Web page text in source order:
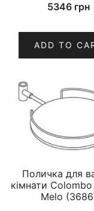
5346 грн
ADD TO
Поличка для
кімнати
Melo